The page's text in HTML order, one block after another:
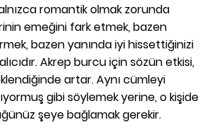
romantik olmak zorunda
emeğini fark etmek, bazen
bazen yanında iyi hissettiğinizi
Akrep burcu için sözün etkisi,
artar. Aynı cümleyi
gibi söylemek yerine, o kişide
şeye bağlamak gerekir.